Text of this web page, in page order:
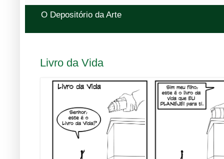
O Depositório da Arte
Livro da Vida